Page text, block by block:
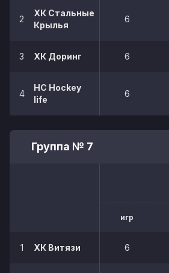
2
ХК Стальные
Крылья
6
3 ХК Доринг 6
4
НС Hockey
life
6
Группа № 7
игр
1 ХК Витязи 6